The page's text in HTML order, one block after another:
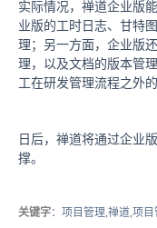
实际情况，禅道企业版
业版的工时日志、甘特
理；另一方面，企业版
理，以及文档的版本管
工在研发管理流程之外的
日后，禅道将通过企业
撑。
关键字：项目管理,禅道,项